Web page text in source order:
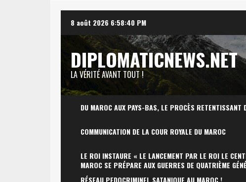
content
8 août 2026 6:58:41 PM
DIPLOMATICNEWS.NET
LA VÉRITÉ AVANT TOUT !
DU MAROC AUX PAYS-BAS, LE PROCÈS RETENTISSANT
COMMUNICATION DE LA COUR ROYALE DU MAROC
LE ROI INSTAURE « LE LANCEMENT PAR LE ROI LE
MAROC SE PRÉPARE AUX GUERRES DE QUATRIÈME
RÉSEAU PEDOCRIMINEL SATANIQUE AU MAROC !